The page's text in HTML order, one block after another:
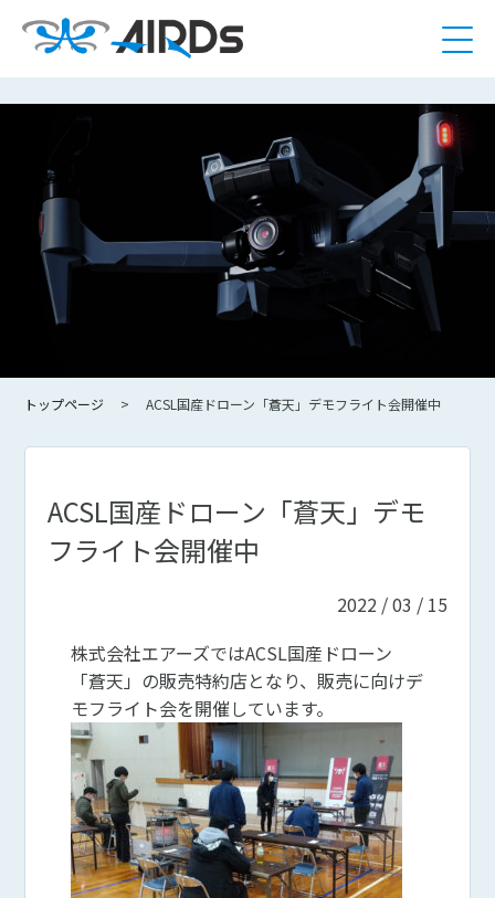
トップページ ACSL国産ドローン「蒼天」デモフライト会開催中
ACSL国産ドローン「蒼天」デモ
フライト会開催中
2022 / 03 / 15
株式会社エアーズではACSL国産ドローン
「蒼天」の販売特約店となり、販売に向けデ
モフライト会を開催しています。